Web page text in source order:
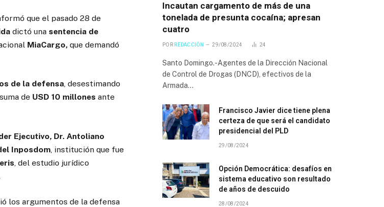
que el pasado 28 de
dictó unasentencia de
MiaCargo, que demandó
de la defensa, desestimando
de USD 10 millones ante
Ejecutivo, Dr. Antoliano
Inposdom , institución que fue
, del estudio jurídico
los argumentos de la defensa
Incautan cargamento de más de una
tonelada de presunta cocaína; apresan
cuatro
POR REDACCIÓN 29/08/2024 24
Santo Domingo.-Agentes de la Dirección Nacional
de Control de Drogas (DNCD), efectivos de la
Armada…
Francisco Javier dice tiene plena
certeza de que será el candidato
presidencial del PLD
29/08/2024
Opción Democrática: desafíos en
sistema educativo son resultado
de años de descuido
28/08/2024